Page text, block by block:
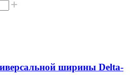
ширины Delta-